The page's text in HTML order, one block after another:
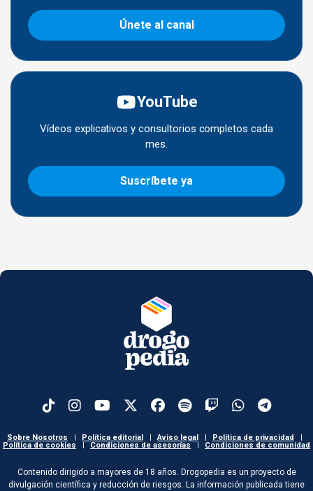
Únete al canal
YouTube
Vídeos explicativos y consultorios completos cada
mes.
Suscríbete ya
Sobre Nosotros Política editorial Aviso legal Política de privacidad
Política de cookies
Condiciones de asesorías Condiciones de comunidad
Contenido dirigido a mayores de 18 años. Drogopedia es un proyecto de
divulgación científica y reducción de riesgos. La información publicada tiene